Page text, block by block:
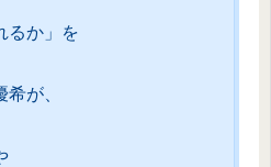
るか」を
が、